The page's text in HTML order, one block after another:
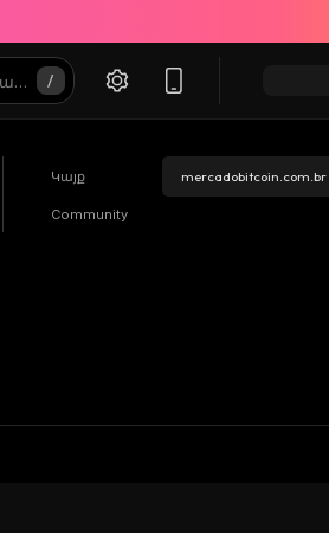
Կայք mercadobitcoin.com.br
Community